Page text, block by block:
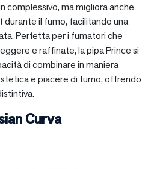
complessivo, ma migliora anche
durante il fumo, facilitando una
Perfetta per i fumatori che
e raffinate, la pipa Prince si
di combinare in maniera
e piacere di fumo, offrendo
Curva